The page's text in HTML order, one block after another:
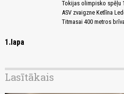
Tokijas olimpisko spēļu
ASV zvaigzne Ketlīna
Titmasai 400 metros
1.lapa
Lasītākais